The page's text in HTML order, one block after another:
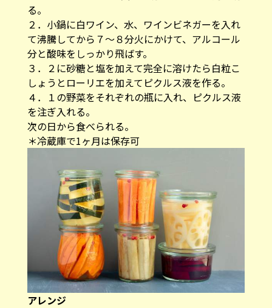
る。
２．小鍋に白ワイン、水、ワインビネガーを入れ
て沸騰してから７〜８分火にかけて、アルコール
分と酸味をしっかり飛ばす。
３．２に砂糖と塩を加えて完全に溶けたら白粒こ
しょうとローリエを加えてピクルス液を作る。
４．１の野菜をそれぞれの瓶に入れ、ピクルス液
を注ぎ入れる。
次の日から食べられる。
＊冷蔵庫で1ヶ月は保存可
アレンジ